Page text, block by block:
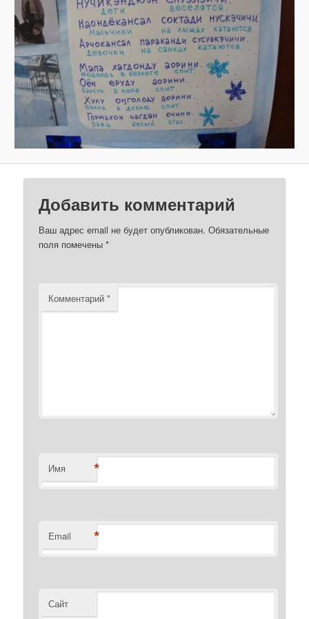
з
о
б
р
а
ж
е
и
я
м
Добавить комментарий
Ваш адрес email не будет опубликован. Обязательные
поля помечены*
Комментарий*
Имя *
Email *
Сайт